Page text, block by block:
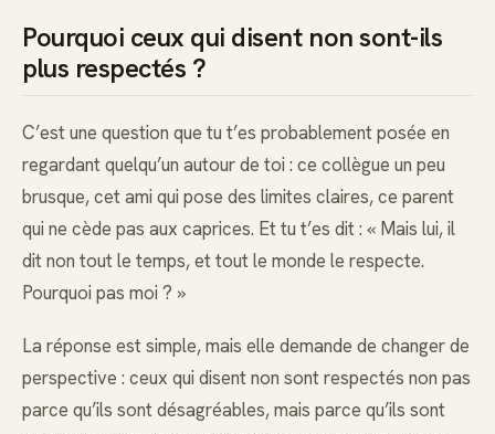
Pourquoi ceux qui disent non sont-ils
plus respectés ?
C’est une question que tu t’es probablement posée en
regardant quelqu’un autour de toi : ce collègue un peu
brusque, cet ami qui pose des limites claires, ce parent
qui ne cède pas aux caprices. Et tu t’es dit : « Mais lui, il
dit non tout le temps, et tout le monde le respecte.
Pourquoi pas moi ? »
La réponse est simple, mais elle demande de changer de
perspective : ceux qui disent non sont respectés non pas
parce qu’ils sont désagréables, mais parce qu’ils sont